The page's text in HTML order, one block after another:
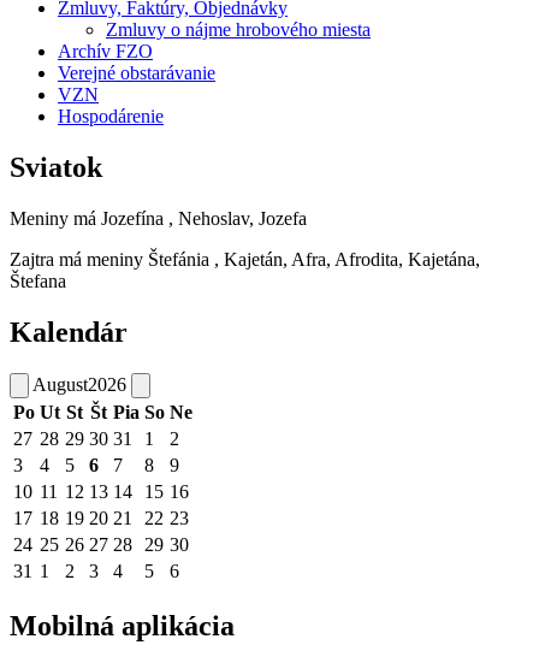
Zmluvy, Faktúry, Objednávky
Zmluvy o nájme hrobového miesta
Archív FZO
Verejné obstarávanie
VZN
Hospodárenie
Sviatok
Meniny má Jozefína , Nehoslav, Jozefa
Zajtra má meniny Štefánia , Kajetán, Afra, Afrodita, Kajetána,
Štefana
Kalendár
August2026
Po Ut St Št Pia So Ne
27 28 29 30 31 1
2
3
4 5 6 7 8
9
10 11 12 13 14 15 16
17 18 19 20 21 22 23
24 25 26 27 28 29 30
31 1 2 3 4 5 6
Mobilná aplikácia